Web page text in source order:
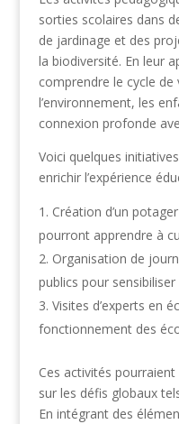
sorties scolaires dans
de jardinage et des
la biodiversité. En leur
comprendre le cycle
l’environnement, les
connexion profonde
Voici quelques
enrichir l’expérience
Création d’un
pourront apprendre à
Organisation de
publics pour
Visites d’experts en
fonctionnement des
Ces activités
sur les défis globaux
En intégrant des